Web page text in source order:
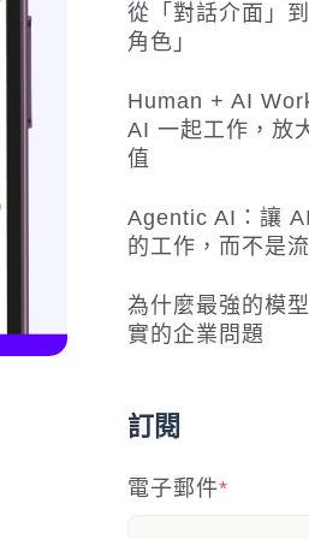
從「對話介面」
角色」
Human + AI
AI 一起工作，放
值
Agentic AI：讓
的工作，而不是
為什麼最強的模
實的企業問題
訂閱
電子郵件*